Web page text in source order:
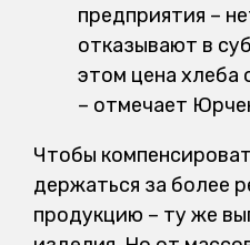
предприятия –
отказывают в
этом цена хлеба
– отмечает
Чтобы
держаться за более
продукцию – ту же